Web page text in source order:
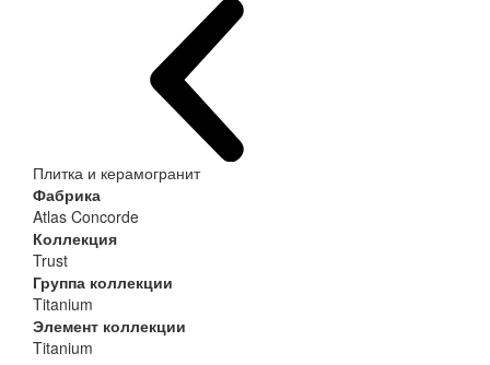
Плитка и керамогранит
Фабрика
Atlas Concorde
Коллекция
Trust
Группа коллекции
Titanium
Элемент коллекции
Titanium